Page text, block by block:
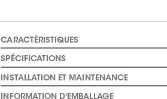
CARACTÉRISTIQUES
SPÉCIFICATIONS
INSTALLATION ET MAINTENANCE
INFORMATION D'EMBALLAGE